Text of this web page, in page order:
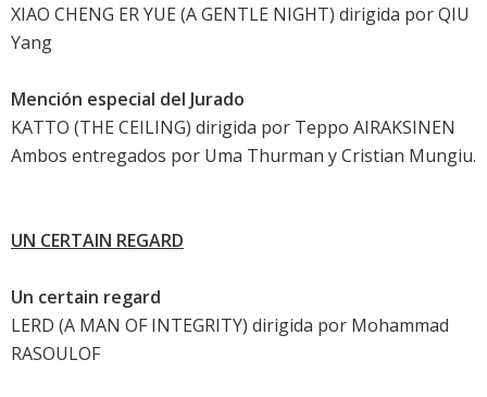
XIAO CHENG ER YUE (A GENTLE NIGHT) dirigida por QIU
Yang
Mención especial del Jurado
KATTO (THE CEILING) dirigida por Teppo AIRAKSINEN
Ambos entregados por Uma Thurman y Cristian Mungiu.
UN CERTAIN REGARD
Un certain regard
LERD (A MAN OF INTEGRITY) dirigida por Mohammad
RASOULOF